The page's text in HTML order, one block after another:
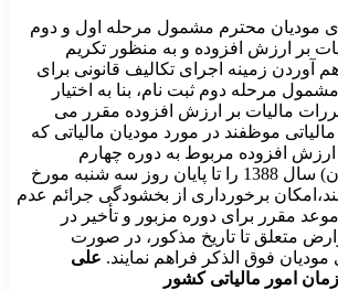
مودیان محترم مشمول مرحله اول و دوم
بر ارزش افزوده و به منظور تکریم
آوردن زمینه اجرای تکالیف قانونی برای
مرحله دوم ثبت نام، بنا به اختیار
مالیات بر ارزش افزوده مقرر می
موظفند در مورد مودیان مالیاتی که
ارزش افزوده مربوط به دوره چهارم
مالیاتی(فصل زمستان) سال 1388 را تا پایان روز سه شنبه مورخ
تسلیم کنند،امکان برخورداری از بخشودگی جرائم عدم
مقرر برای دوره مزبور و تأخیر در
متعلق تا تاریخ مذکور، در صورت
فوق الذکر فراهم نمایند. علی
امور مالیاتی کشور